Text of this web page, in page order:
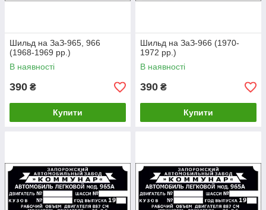
Шильд на ЗаЗ-965, 966
(1968-1969 рр.)
В наявності
390 ₴
Купити
Шильд на ЗаЗ-966 (1970-
1972 рр.)
В наявності
390 ₴
Купити